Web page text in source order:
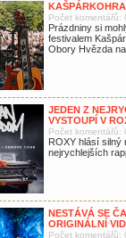
Počet komentářů:
Prázdniny si
festivalem
Obory Hvězda
JEDEN Z
VYSTOUPÍ V
Počet komentářů:
ROXY hlásí silný
nejrychlejších
NESTÁVÁ SE
ORIGINÁLNÍ
Počet komentářů: